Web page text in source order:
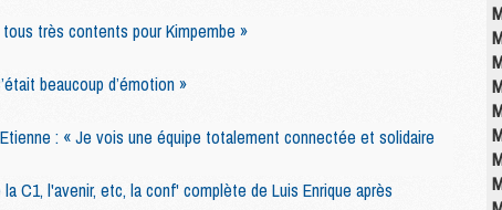
très contents pour Kimpembe »
beaucoup d’émotion »
: « Je vois une équipe totalement connectée et solidaire
C1, l'avenir, etc, la conf' complète de Luis Enrique après